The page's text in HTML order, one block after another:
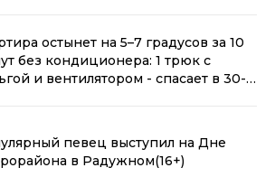
остынет на 5–7 градусов за 10
без кондиционера: 1 трюк с
и вентилятором - спасает в 30-
певец выступил на Дне
в Радужном(16+)